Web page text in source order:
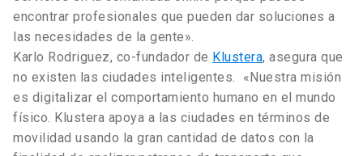
encontrar profesionales que pueden dar soluciones a
las necesidades de la gente».
Karlo Rodriguez, co-fundador de Klustera, asegura que
no existen las ciudades inteligentes. «Nuestra misión
es digitalizar el comportamiento humano en el mundo
físico. Klustera apoya a las ciudades en términos de
movilidad usando la gran cantidad de datos con la